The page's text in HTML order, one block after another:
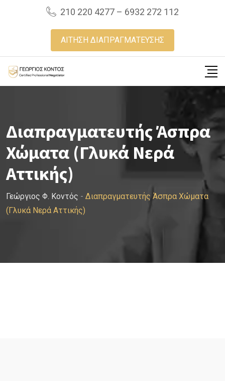
210 220 4277 – 6932 272 112
ΑΙΤΗΣΗ ΔΙΑΠΡΑΓΜΑΤΕΥΣΗΣ
Διαπραγματευτής Άσπρα
Χώματα (Γλυκά Νερά
Αττικής)
Γεώργιος Φ. Κοντός - Διαπραγματευτής Άσπρα Χώματα
(Γλυκά Νερά Αττικής)